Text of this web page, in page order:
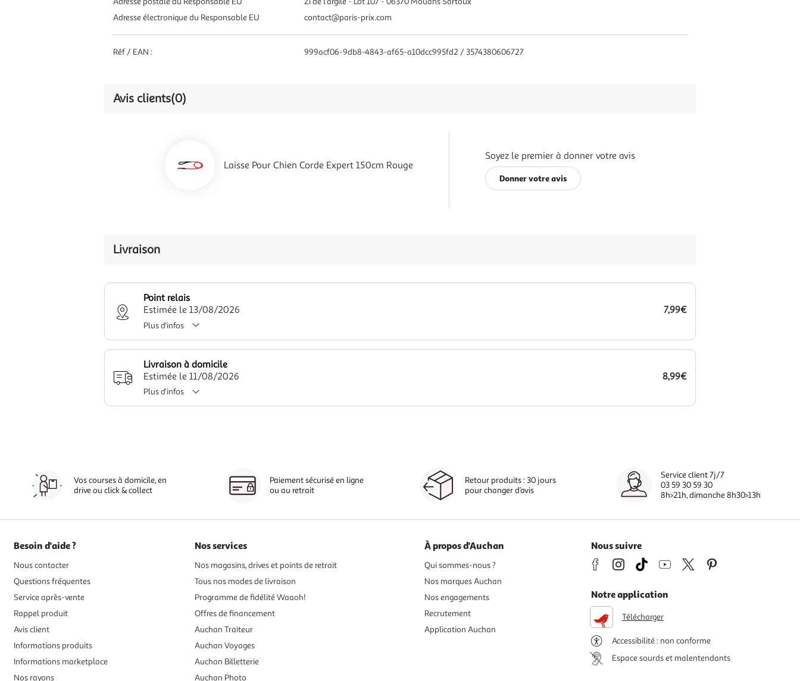
Adresse électronique du Responsable EU
contact@paris-prix.com
Réf / EAN : 999acf06-9db8-4843-af65-a10dcc995fd2 / 3574380606727
Avis clients(0)
Laisse Pour Chien Corde Expert 150cm Rouge
Soyez le premier à donner votre avis
Donner votre avis
Livraison
Point relais
Estimée le 13/08/2026
7,99€
Plus d'infos
Livraison à domicile
Estimée le 11/08/2026
8,99€
Plus d'infos
Vos courses à domicile, en
drive ou click & collect
Paiement sécurisé en ligne
ou au retrait
Retour produits : 30 jours
pour changer d’avis
Service client 7j/7
03 59 30 59 30
8h>21h, dimanche 8h30>13h
Besoin d'aide ?
Nous contacter
Questions fréquentes
Service après-vente
Rappel produit
Avis client
Informations produits
Informations marketplace
Nos rayons
Nos services
Nos magasins, drives et points de retrait
Tous nos modes de livraison
Programme de fidélité Waaoh!
Offres de financement
Auchan Traiteur
Auchan Voyages
Auchan Billetterie
Auchan Photo
À propos d'Auchan
Qui sommes-nous ?
Nos marques Auchan
Nos engagements
Recrutement
Application Auchan
Nous suivre
Notre application
Télécharger
Accessibilité : non conforme
Espace sourds et malentendants